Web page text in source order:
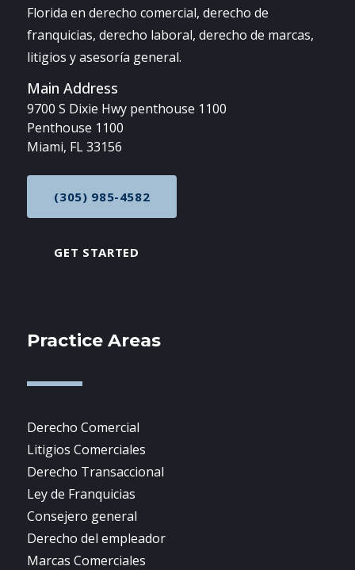
Florida en derecho comercial, derecho de
franquicias, derecho laboral, derecho de marcas,
litigios y asesoría general.
Main Address
9700 S Dixie Hwy penthouse 1100
Penthouse 1100
Miami, FL 33156
CALL NOW AT
(305) 985-4582
GET STARTED
Practice Areas
Derecho Comercial
Litigios Comerciales
Derecho Transaccional
Ley de Franquicias
Consejero general
Derecho del empleador
Marcas Comerciales